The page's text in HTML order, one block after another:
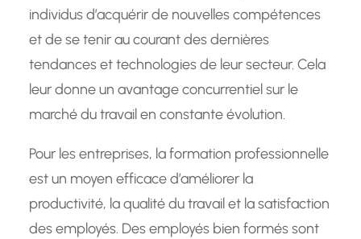
individus d’acquérir de nouvelles compétences
et de se tenir au courant des dernières
tendances et technologies de leur secteur. Cela
leur donne un avantage concurrentiel sur le
marché du travail en constante évolution.
Pour les entreprises, la formation professionnelle
est un moyen efficace d’améliorer la
productivité, la qualité du travail et la satisfaction
des employés. Des employés bien formés sont